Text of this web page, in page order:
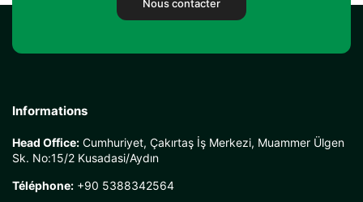
Nous contacter
Informations
Head Office: Cumhuriyet, Çakırtaş İş Merkezi, Muammer Ülgen
Sk. No:15/2 Kusadasi/Aydın
Téléphone: +90 5388342564